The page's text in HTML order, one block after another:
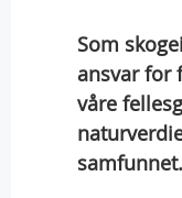
Som
ansvar for
våre
samfunnet.